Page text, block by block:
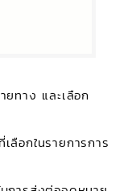
ทาง และเลือก
ลือกในรายการการ